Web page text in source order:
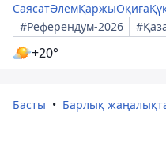
СаясатӘлемҚаржыОқиға
#Референдум-2026
+20°
Басты Барлық